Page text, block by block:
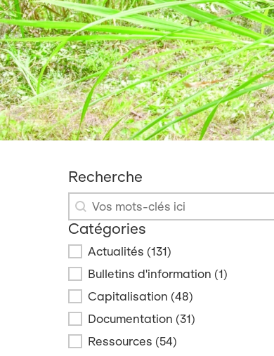
Recherche
Recherche
Recherche
Catégories
Catégories
Actualités (131)
Bulletins d'information (1)
Capitalisation (48)
Documentation (31)
Ressources (54)